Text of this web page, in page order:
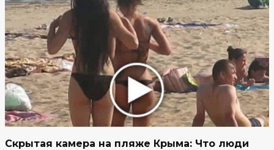
Скрытая камера на пляже Крыма: Что люди